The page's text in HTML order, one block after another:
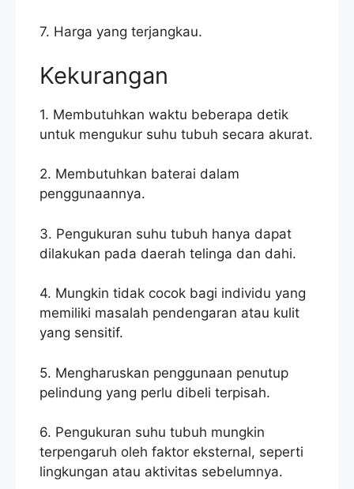
7. Harga yang terjangkau.
Kekurangan
1. Membutuhkan waktu beberapa detik
untuk mengukur suhu tubuh secara akurat.
2. Membutuhkan baterai dalam
penggunaannya.
3. Pengukuran suhu tubuh hanya dapat
dilakukan pada daerah telinga dan dahi.
4. Mungkin tidak cocok bagi individu yang
memiliki masalah pendengaran atau kulit
yang sensitif.
5. Mengharuskan penggunaan penutup
pelindung yang perlu dibeli terpisah.
6. Pengukuran suhu tubuh mungkin
terpengaruh oleh faktor eksternal, seperti
lingkungan atau aktivitas sebelumnya.